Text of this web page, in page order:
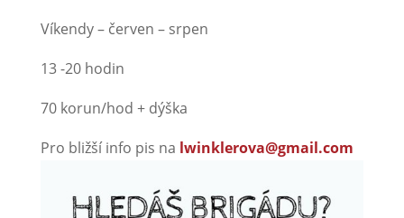
Víkendy – červen – srpen
13 -20 hodin
70 korun/hod + dýška
Pro bližší info pis na lwinklerova@gmail.com